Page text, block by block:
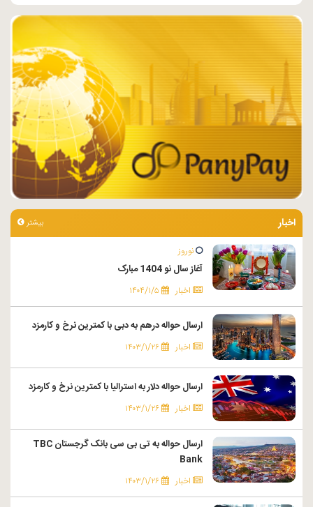
اخبار بیشتر
نوروز
آغاز سال نو 1404 مبارک
اخبار ۱۴۰۴/۱/۵
ارسال حواله درهم به دبی با کمترین نرخ و کارمزد
اخبار ۱۴۰۳/۱/۲۶
ارسال حواله دلار به استرالیا با کمترین نرخ و کارمزد
اخبار ۱۴۰۳/۱/۲۶
ارسال حواله به تی بی سی بانک گرجستان TBC
Bank
اخبار ۱۴۰۳/۱/۲۶